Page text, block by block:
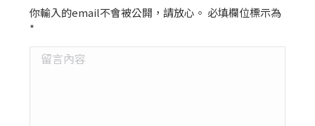
你輸入的email不會被公開，請放心。 必填欄位標示為
*
留言內容